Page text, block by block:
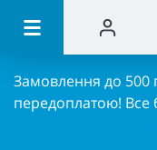
Замовлення до 500
передоплатою! Все